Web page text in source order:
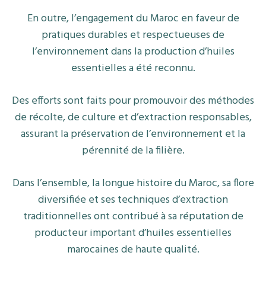
En outre, l’engagement du Maroc en faveur de
pratiques durables et respectueuses de
l’environnement dans la production d’huiles
essentielles a été reconnu.
Des efforts sont faits pour promouvoir des méthodes
de récolte, de culture et d’extraction responsables,
assurant la préservation de l’environnement et la
pérennité de la filière.
Dans l’ensemble, la longue histoire du Maroc, sa flore
diversifiée et ses techniques d’extraction
traditionnelles ont contribué à sa réputation de
producteur important d’huiles essentielles
marocaines de haute qualité.